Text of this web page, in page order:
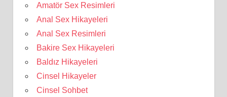
Amatör Sex Resimleri
Anal Sex Hikayeleri
Anal Sex Resimleri
Bakire Sex Hikayeleri
Baldız Hikayeleri
Cinsel Hikayeler
Cinsel Sohbet